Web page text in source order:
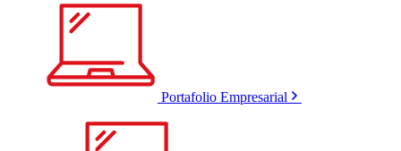
Portafolio Empresarial